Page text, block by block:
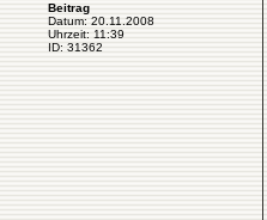
Beitrag
Datum: 20.11.2008
Uhrzeit: 11:39
ID: 31362